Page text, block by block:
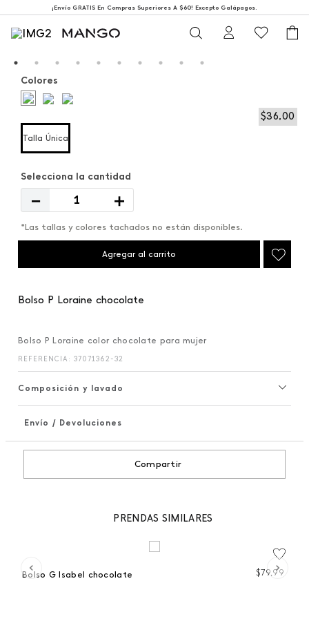
¡Envío GRATIS En Compras Superiores A $60! Excepto Galápagos.
$36,00
Colores
Talla Única
＋
－
*Las tallas y colores tachados no están disponibles.
Agregar al carrito
Bolso P Loraine chocolate
Bolso P Loraine color chocolate para mujer
REFERENCIA : 37071362-32
Composición y lavado
Envío / Devoluciones
Compartir
PRENDAS SIMILARES
Bolso G Isabel chocolate $79,99